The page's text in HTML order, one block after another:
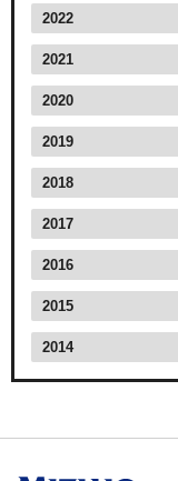
2022
2021
2020
2019
2018
2017
2016
2015
2014